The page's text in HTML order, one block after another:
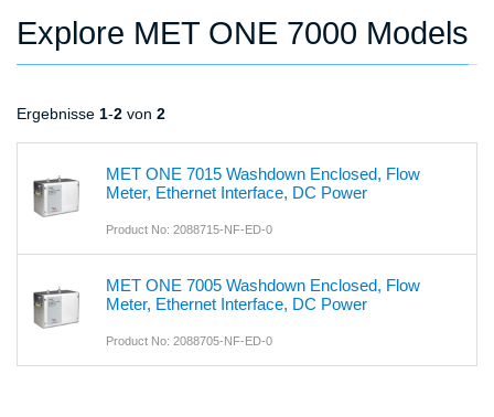
Explore MET ONE 7000 Models
Ergebnisse 1-2 von 2
MET ONE 7015 Washdown Enclosed, Flow
Meter, Ethernet Interface, DC Power
Product No: 2088715-NF-ED-0
MET ONE 7005 Washdown Enclosed, Flow
Meter, Ethernet Interface, DC Power
Product No: 2088705-NF-ED-0